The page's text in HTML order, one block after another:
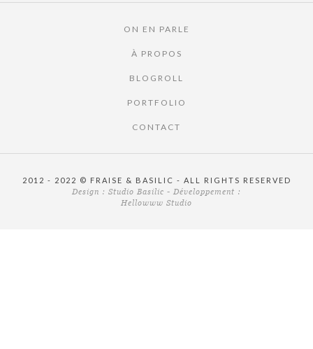
ON EN PARLE
À PROPOS
BLOGROLL
PORTFOLIO
CONTACT
2012 - 2022 © FRAISE & BASILIC - ALL RIGHTS RESERVED
Design : Studio Basilic - Développement :
Hellowww Studio